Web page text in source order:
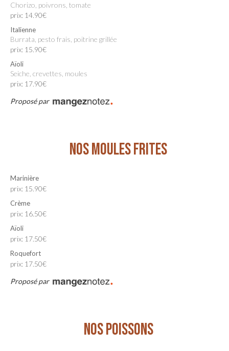
Chorizo, poivrons, tomate
prix: 14.90€
Italienne
Burrata, pesto frais, poitrine grillée
prix: 15.90€
Aïoli
Seiche, crevettes, moules
prix: 17.90€
Proposé par
NOS MOULES FRITES
Marinière
prix: 15.90€
Crème
prix: 16.50€
Aïoli
prix: 17.50€
Roquefort
prix: 17.50€
Proposé par
NOS POISSONS